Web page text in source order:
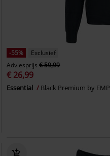
-55%
Exclusief
Adviesprijs € 59,99
€ 26,99
Essential Black Premium by EMP